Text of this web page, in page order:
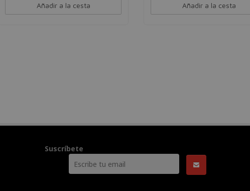
Añadir a la cesta Añadir a la cesta
Suscríbete